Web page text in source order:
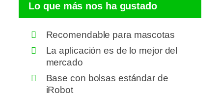
Lo que más nos ha gustado
Recomendable para mascotas
La aplicación es de lo mejor del
mercado
Base con bolsas estándar de
iRobot